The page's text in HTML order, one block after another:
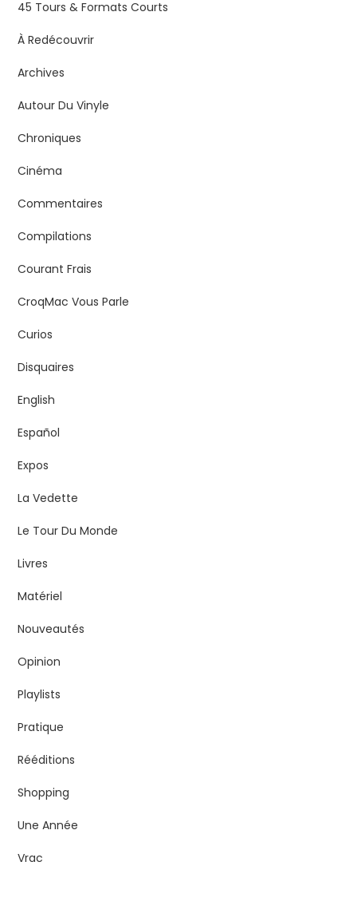
45 Tours & Formats Courts
À Redécouvrir
Archives
Autour Du Vinyle
Chroniques
Cinéma
Commentaires
Compilations
Courant Frais
CroqMac Vous Parle
Curios
Disquaires
English
Español
Expos
La Vedette
Le Tour Du Monde
Livres
Matériel
Nouveautés
Opinion
Playlists
Pratique
Rééditions
Shopping
Une Année
Vrac